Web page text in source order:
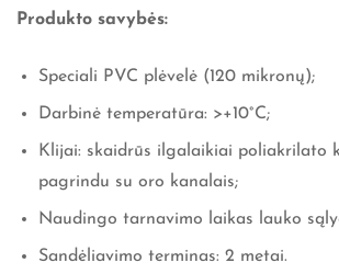
Produkto savybės:
Speciali PVC plėvelė (120 mikronų);
Darbinė temperatūra: >+10°C;
Klijai: skaidrūs ilgalaikiai poliakrilato
pagrindu su oro kanalais;
Naudingo tarnavimo laikas lauko
Sandėliavimo terminas: 2 metai.